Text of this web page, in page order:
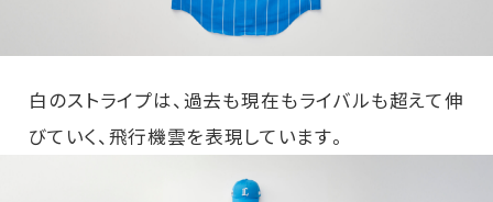
白のストライプは、過去も現在もライバルも超えて伸
びていく、飛行機雲を表現しています。